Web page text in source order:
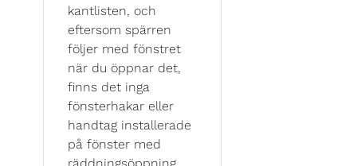
kantlisten, och
eftersom spärren
följer med fönstret
när du öppnar det,
finns det inga
fönsterhakar eller
handtag installerade
på fönster med